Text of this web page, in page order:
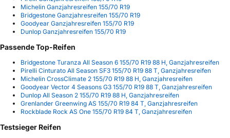
Michelin Ganzjahresreifen 155/70 R19
Bridgestone Ganzjahresreifen 155/70 R19
Goodyear Ganzjahresreifen 155/70 R19
Dunlop Ganzjahresreifen 155/70 R19
Passende Top-Reifen
Bridgestone Turanza All Season 6 155/70 R19 88 H, Ganzjahresreifen
Pirelli Cinturato All Season SF3 155/70 R19 88 T, Ganzjahresreifen
Michelin CrossClimate 2 155/70 R19 88 H, Ganzjahresreifen
Goodyear Vector 4 Seasons G3 155/70 R19 88 T, Ganzjahresreifen
Dunlop All Season 2 155/70 R19 88 H, Ganzjahresreifen
Grenlander Greenwing AS 155/70 R19 84 T, Ganzjahresreifen
Rockblade Rock AS One 155/70 R19 84 T, Ganzjahresreifen
Testsieger Reifen